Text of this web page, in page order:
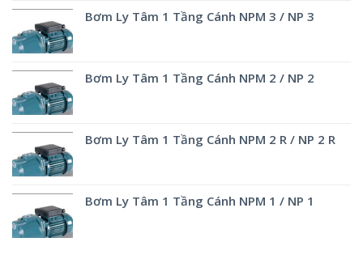
Bơm Ly Tâm 1 Tầng Cánh NPM 3 / NP 3
Bơm Ly Tâm 1 Tầng Cánh NPM 2 / NP 2
Bơm Ly Tâm 1 Tầng Cánh NPM 2 R / NP 2 R
Bơm Ly Tâm 1 Tầng Cánh NPM 1 / NP 1